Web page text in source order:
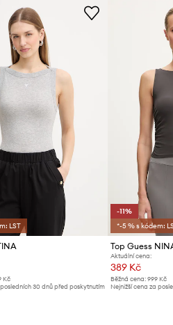
LST
Kč
30 dnů před poskytnutím
-11%
*-5 % s kódem:
Top Guess
Aktuální cena:
389 Kč
Běžná cena:999 Kč
Nejnižší cena za